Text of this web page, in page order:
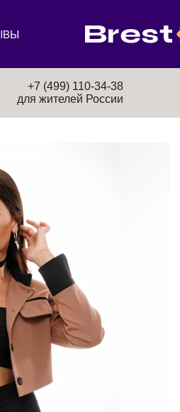
+7 (499) 110-34-38
для жителей России